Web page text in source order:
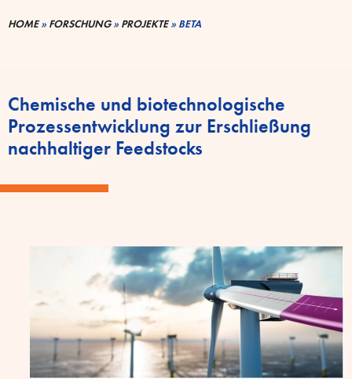
HOME» FORSCHUNG» PROJEKTE» BETA
Chemische und biotechnologische
Prozessentwicklung zur Erschließung
nachhaltiger Feedstocks